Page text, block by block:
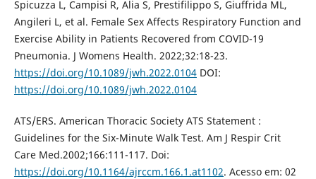
Spicuzza L, Campisi R, Alia S, Prestifilippo S, Giuffrida ML,
Angileri L, et al. Female Sex Affects Respiratory Function and
Exercise Ability in Patients Recovered from COVID-19
Pneumonia. J Womens Health. 2022;32:18-23.
https://doi.org/10.1089/jwh.2022.0104DOI:
https://doi.org/10.1089/jwh.2022.0104
ATS/ERS. American Thoracic Society ATS Statement :
Guidelines for the Six-Minute Walk Test. Am J Respir Crit
Care Med.2002;166:111-117. Doi:
https://doi.org/10.1164/ajrccm.166.1.at1102. Acesso em: 02